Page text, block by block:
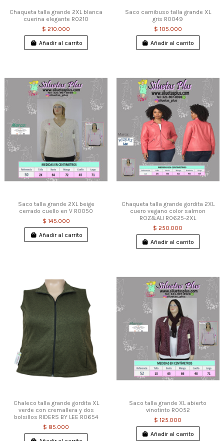
Chaqueta talla grande 2XL blanca
cuerina elegante R0210
$ 210.000
Añadir al carrito
Saco camibuso talla grande XL
gris R0049
$ 105.000
Añadir al carrito
Saco talla grande 2XL beige
cerrado cuello en V R0050
$ 145.000
Añadir al carrito
Chaqueta talla grande gordita 2XL
cuero vegano color salmon
ROZ&ALI R0625-2XL
$ 250.000
Añadir al carrito
Chaleco talla grande gordita XL
verde con cremallera y dos
bolsillos RIDERS BY LEE R0654
$ 85.000
Saco talla grande XL abierto
vinotinto R0052
$ 125.000
Añadir al carrito